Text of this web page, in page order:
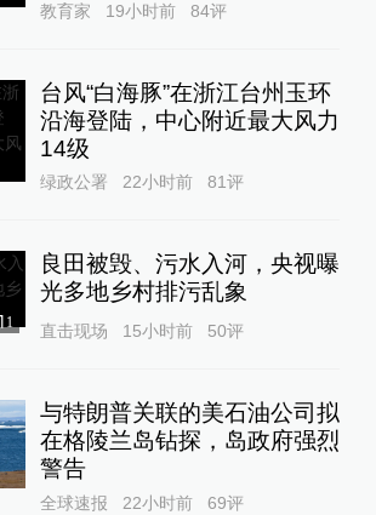
教育家 19小时前 84评
台风“白海豚”在浙江台州玉环
沿海登陆，中心附近最大风力
14级
绿政公署 22小时前 81评
1
良田被毁、污水入河，央视曝
光多地乡村排污乱象
直击现场 15小时前 50评
与特朗普关联的美石油公司拟
在格陵兰岛钻探，岛政府强烈
警告
全球速报 22小时前 69评